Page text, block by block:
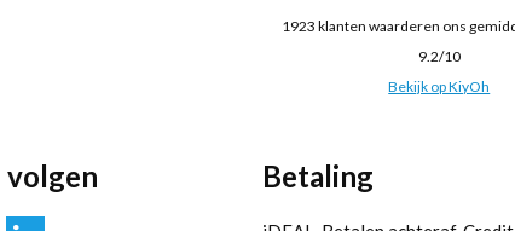
1923 klanten waarderen ons
9.2/10
Bekijk op KiyOh
volgen Betaling